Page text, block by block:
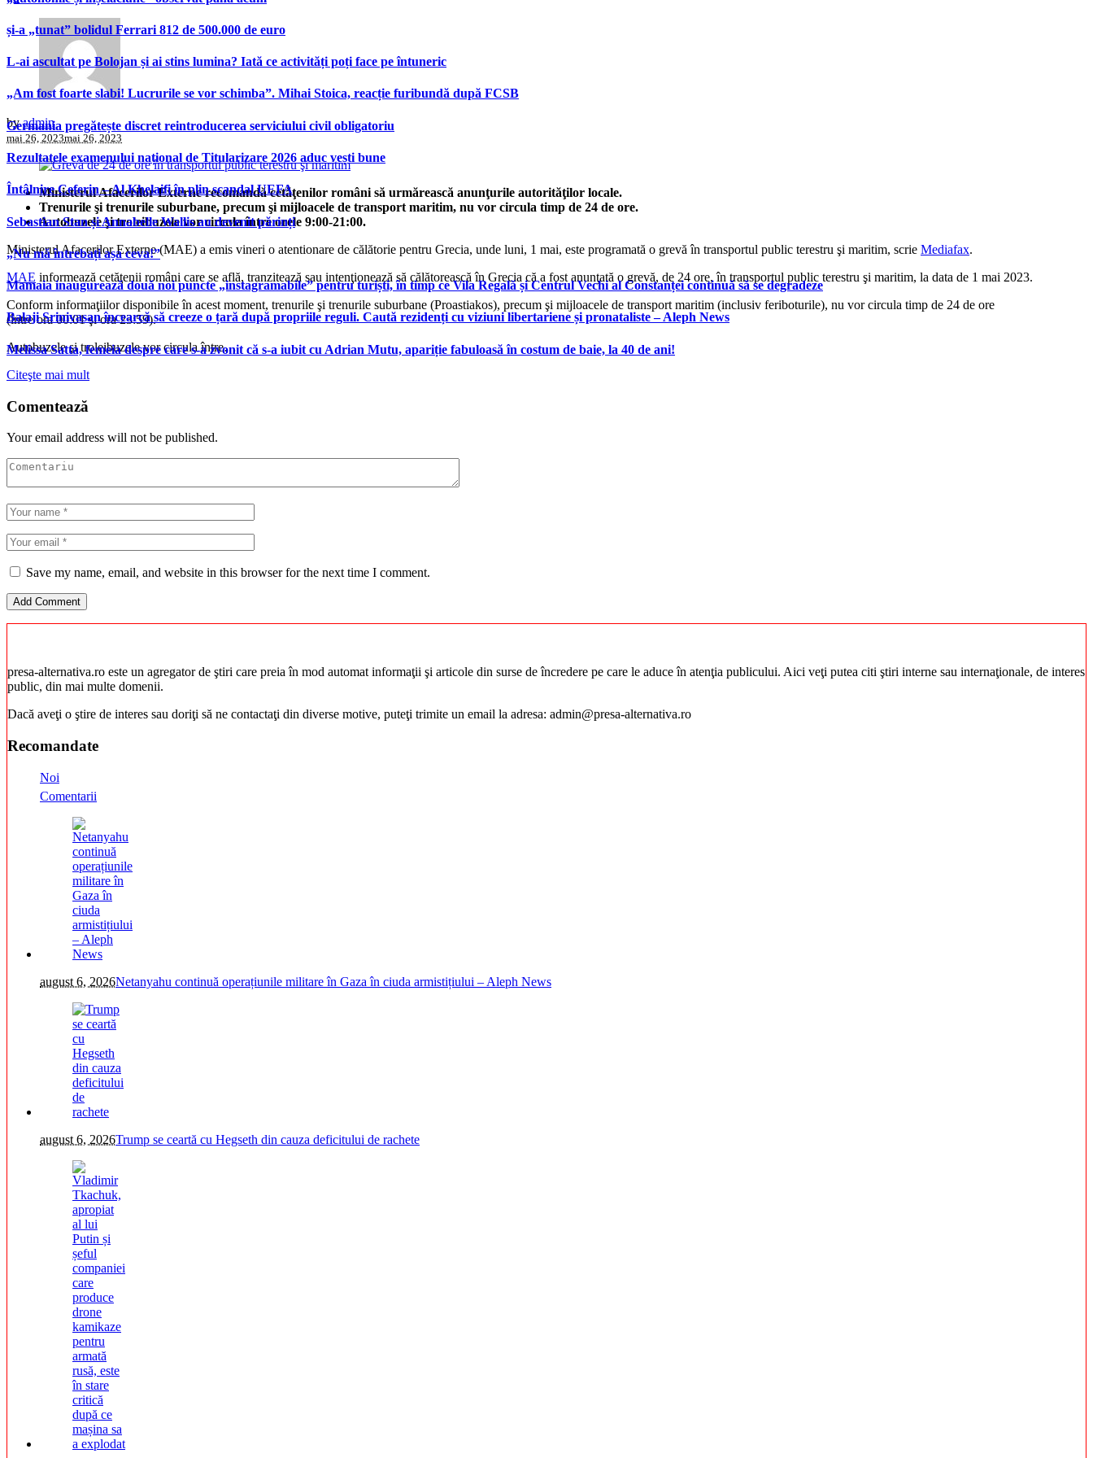
și-a „tunat” bolidul Ferrari 812 de 500.000 de euro
L-ai ascultat pe Bolojan și ai stins lumina? Iată ce activități poți face pe întuneric
„Am fost foarte slabi! Lucrurile se vor schimba”. Mihai Stoica, reacție furibundă după FCSB
Germania pregătește discret reintroducerea serviciului civil obligatoriu
Rezultatele examenului național de Titularizare 2026 aduc vești bune
Întâlnire Ceferin – Al Khelaifi în plin scandal UEFA
Sebastian Stan și Annabelle Wallis au devenit părinți
„Nu mă întrebați așa ceva!”
Mamaia inaugurează două noi puncte „instagramabile” pentru turiști, în timp ce Vila Regală și Centrul Vechi al Constanței continuă să se degradeze
Balaji Srinivasan încearcă să creeze o țară după propriile reguli. Caută rezidenți cu viziuni libertariene și pronataliste – Aleph News
Melissa Satta, femeia despre care s-a zvonit că s-a iubit cu Adrian Mutu, apariție fabuloasă în costum de baie, la 40 de ani!
byadmin
mai 26, 2023mai 26, 2023
Ministerul Afacerilor Externe recomandă cetăţenilor români să urmărească anunţurile autorităţilor locale.
Trenurile şi trenurile suburbane, precum şi mijloacele de transport maritim, nu vor circula timp de 24 de ore.
Autobuzele şi troleibuzele vor circula între orele 9:00-21:00.
Ministerul Afacerilor Externe (MAE) a emis vineri o atentionare de călătorie pentru Grecia, unde luni, 1 mai, este programată o grevă în transportul public terestru şi maritim, scrie Mediafax.
MAE informează cetăţenii români care se află, tranzitează sau intenţionează să călătorească în Grecia că a fost anunţată o grevă, de 24 ore, în transportul public terestru şi maritim, la data de 1 mai 2023.
Conform informaţiilor disponibile în acest moment, trenurile şi trenurile suburbane (Proastiakos), precum şi mijloacele de transport maritim (inclusiv feriboturile), nu vor circula timp de 24 de ore
(între ora 00:01 şi ora 23:59).
Autobuzele şi troleibuzele vor circula între…
Citeşte mai mult
Comentează
Your email address will not be published.
Save my name, email, and website in this browser for the next time I comment.
presa-alternativa.ro este un agregator de ştiri care preia în mod automat informaţii şi articole din surse de încredere pe care le aduce în atenţia publicului. Aici veţi putea citi ştiri interne sau internaţionale, de interes
public, din mai multe domenii.
Dacă aveţi o ştire de interes sau doriţi să ne contactaţi din diverse motive, puteţi trimite un email la adresa: admin@presa-alternativa.ro
Recomandate
Noi
Comentarii
august 6, 2026Netanyahu continuă operațiunile militare în Gaza în ciuda armistițiului – Aleph News
august 6, 2026Trump se ceartă cu Hegseth din cauza deficitului de rachete